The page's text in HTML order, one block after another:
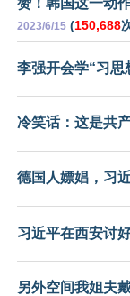
赞！韩国这一动
2023/6/15 (150,688
李强开会学“习思
冷笑话：这是共
德国人嫖娼，习
习近平在西安讨
另外空间我姐夫